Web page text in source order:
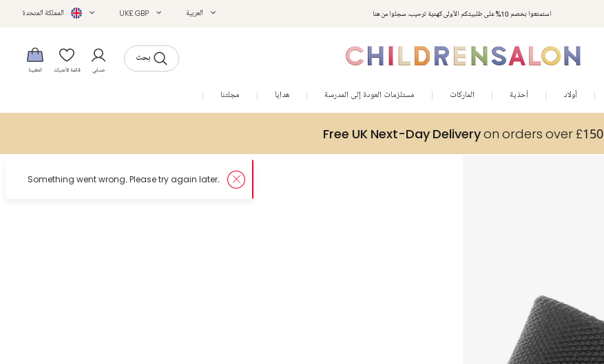
استمتعوا بخصم 10% على طلبيتكم الأولى كهدية ترحيب. سجلوا من هنا العربية UK£ GBP المملكة المتحدة
بحث
حسابي قائمة الأمنيات الحقيبة
أولاد أحذية الماركات مستلزمات العودة إلى المدرسة هدايا مجلتنا
Free UK Next-Day Deliveryon orders over £150